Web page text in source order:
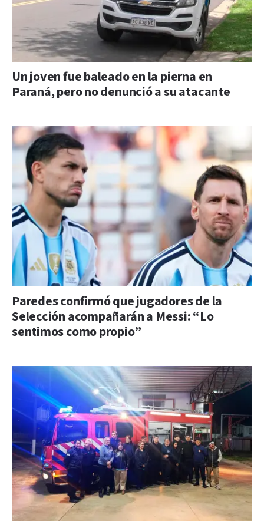
Un joven fue baleado en la pierna en
Paraná, pero no denunció a su atacante
Paredes confirmó que jugadores de la
Selección acompañarán a Messi: “Lo
sentimos como propio”